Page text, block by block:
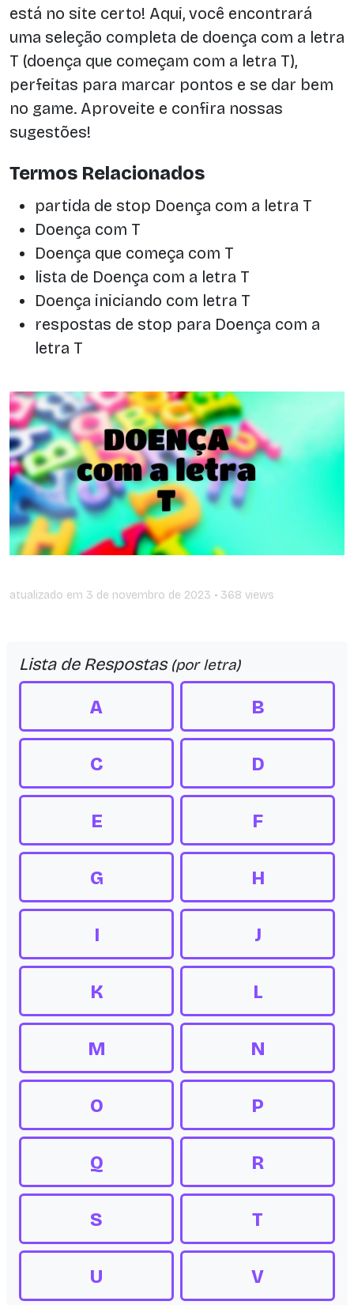
está no site certo! Aqui, você encontrará
uma seleção completa de doença com a letra
T (doença que começam com a letra T),
perfeitas para marcar pontos e se dar bem
no game. Aproveite e confira nossas
sugestões!
Termos Relacionados
partida de stop Doença com a letra T
Doença com T
Doença que começa com T
lista de Doença com a letra T
Doença iniciando com letra T
respostas de stop para Doença com a
letra T
atualizado em 3 de novembro de 2023 • 368 views
Lista de Respostas (por letra)
A B
C D
E F
G H
I J
K L
M N
O P
Q R
S T
U V